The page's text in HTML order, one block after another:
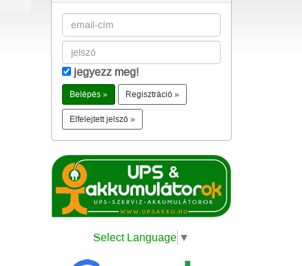
jegyezz meg!
Regisztráció »
Elfelejtett jelszó »
Select Language ▼